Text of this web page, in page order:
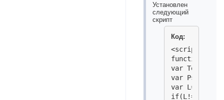
Установлен
следующий
скрипт
Код:
<script
function
var
var
var